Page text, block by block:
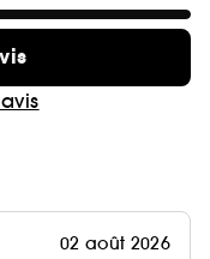
02 août 2026